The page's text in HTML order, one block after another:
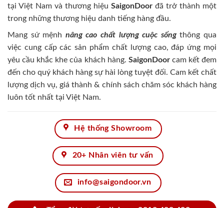
tại Việt Nam và thương hiệu SaigonDoor đã trở thành một
trong những thương hiệu danh tiếng hàng đầu.
Mang sứ mệnh nâng cao chất lượng cuộc sốngthông qua
việc cung cấp các sản phẩm chất lượng cao, đáp ứng mọi
yêu cầu khắc khe của khách hàng. SaigonDoorcam kết đem
đến cho quý khách hàng sự hài lòng tuyệt đối. Cam kết chất
lượng dịch vụ, giá thành & chính sách chăm sóc khách hàng
luôn tốt nhất tại Việt Nam.
Hệ thống Showroom
20+ Nhân viên tư vấn
info@saigondoor.vn